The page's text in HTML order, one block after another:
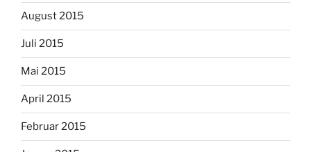
August 2015
Juli 2015
Mai 2015
April 2015
Februar 2015